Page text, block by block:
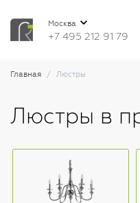
Москва
+7 495 212 91 79
Главная Люстры
Люстры в